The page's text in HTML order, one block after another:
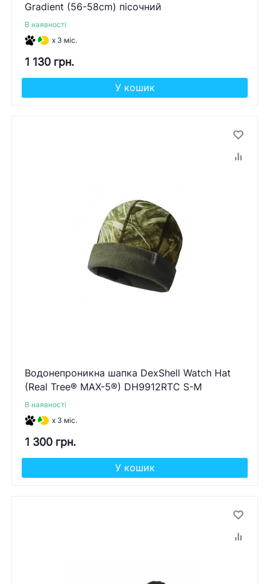
Gradient (56-58cm) пісочний
В наявності
x 3 міс.
1 130 грн.
У кошик
Водонепроникна шапка DexShell Watch Hat
(Real Tree® MAX-5®) DH9912RTC S-M
В наявності
x 3 міс.
1 300 грн.
У кошик